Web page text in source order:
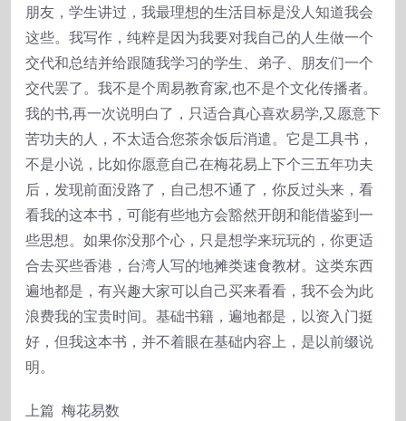
朋友，学生讲过，我最理想的生活目标是没人知道我会
这些。我写作，纯粹是因为我要对我自己的人生做一个
交代和总结并给跟随我学习的学生、弟子、朋友们一个
交代罢了。我不是个周易教育家,也不是个文化传播者。
我的书,再一次说明白了，只适合真心喜欢易学,又愿意下
苦功夫的人，不太适合您茶余饭后消遣。它是工具书，
不是小说，比如你愿意自己在梅花易上下个三五年功夫
后，发现前面没路了，自己想不通了，你反过头来，看
看我的这本书，可能有些地方会豁然开朗和能借鉴到一
些思想。如果你没那个心，只是想学来玩玩的，你更适
合去买些香港，台湾人写的地摊类速食教材。这类东西
遍地都是，有兴趣大家可以自己买来看看，我不会为此
浪费我的宝贵时间。基础书籍，遍地都是，以资入门挺
好，但我这本书，并不着眼在基础内容上，是以前缀说
明。
上篇 梅花易数